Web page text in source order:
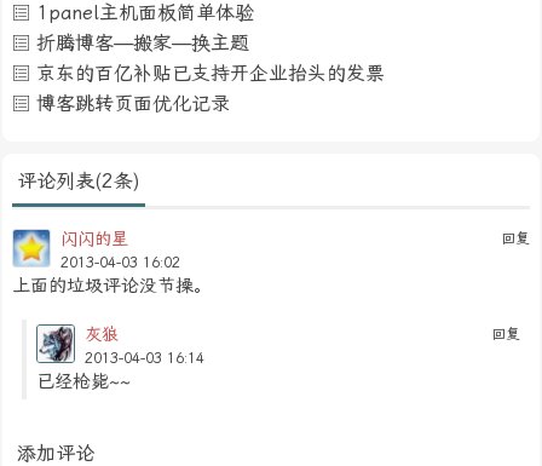
1panel主机面板简单体验
折腾博客—搬家—换主题
京东的百亿补贴已支持开企业抬头的发票
博客跳转页面优化记录
评论列表(2条)
回复
闪闪的星
2013-04-03 16:02
上面的垃圾评论没节操。
回复
灰狼
2013-04-03 16:14
已经枪毙~~
添加评论